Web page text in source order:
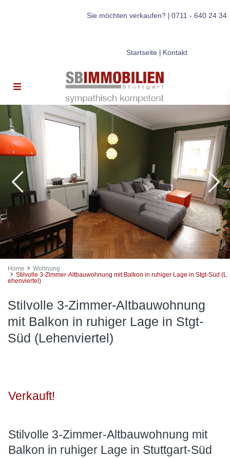
Sie möchten verkaufen?| 0711 - 640 24 34
Startseite| Kontakt
Home
Wohnung
Stilvolle 3-Zimmer-Altbauwohnung mit Balkon in ruhiger Lage in Stgt-Süd (L
ehenviertel)
Stilvolle 3-Zimmer-Altbauwohnung
mit Balkon in ruhiger Lage in Stgt-
Süd (Lehenviertel)
Verkauft!
Stilvolle 3-Zimmer-Altbauwohnung mit
Balkon in ruhiger Lage in Stuttgart-Süd